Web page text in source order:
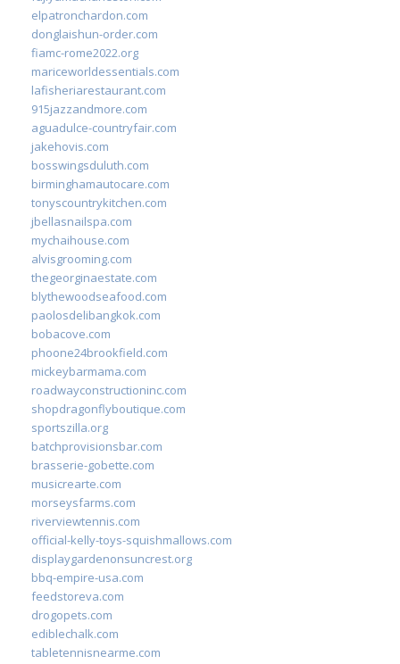
elpatronchardon.com
donglaishun-order.com
fiamc-rome2022.org
mariceworldessentials.com
lafisheriarestaurant.com
915jazzandmore.com
aguadulce-countryfair.com
jakehovis.com
bosswingsduluth.com
birminghamautocare.com
tonyscountrykitchen.com
jbellasnailspa.com
mychaihouse.com
alvisgrooming.com
thegeorginaestate.com
blythewoodseafood.com
paolosdelibangkok.com
bobacove.com
phoone24brookfield.com
mickeybarmama.com
roadwayconstructioninc.com
shopdragonflyboutique.com
sportszilla.org
batchprovisionsbar.com
brasserie-gobette.com
musicrearte.com
morseysfarms.com
riverviewtennis.com
official-kelly-toys-squishmallows.com
displaygardenonsuncrest.org
bbq-empire-usa.com
feedstoreva.com
drogopets.com
ediblechalk.com
tabletennisnearme.com